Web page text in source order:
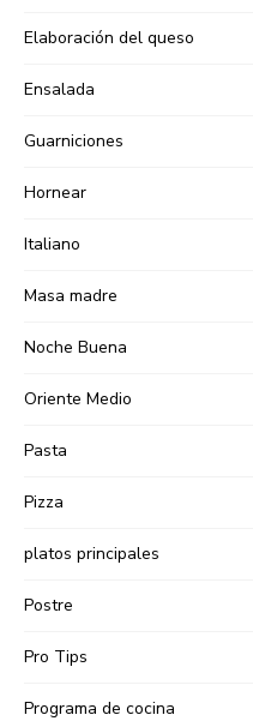
Elaboración del queso
Ensalada
Guarniciones
Hornear
Italiano
Masa madre
Noche Buena
Oriente Medio
Pasta
Pizza
platos principales
Postre
Pro Tips
Programa de cocina